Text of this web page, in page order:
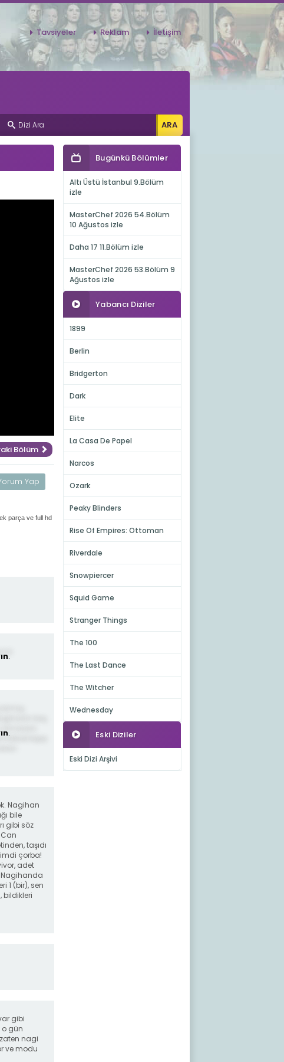
Tavsiyeler Reklam İletişim
Bölüm
Yap
parça ve full hd
.
bişey
.
Nagihan
bile
gibi söz
taşıdı
çorba!
adet
Nagihanda
1 (bir), sen
bildikleri
gibi
o gün
nagi
ve modu
Bugünkü Bölümler
Altı Üstü İstanbul 9.Bölüm
izle
MasterChef 2026 54.Bölüm
10 Ağustos izle
Daha 17 11.Bölüm izle
MasterChef 2026 53.Bölüm 9
Ağustos izle
Yabancı Diziler
1899
Berlin
Bridgerton
Dark
Elite
La Casa De Papel
Narcos
Ozark
Peaky Blinders
Rise Of Empires: Ottoman
Riverdale
Snowpiercer
Squid Game
Stranger Things
The 100
The Last Dance
The Witcher
Wednesday
Eski Diziler
Eski Dizi Arşivi